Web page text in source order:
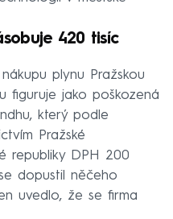
420 tisíc
plynu Pražskou
figuruje jako poškozená
který podle
Pražské
republiky DPH 200
dopustil něčeho
uvedlo, že se firma